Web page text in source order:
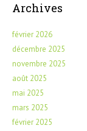
Archives
février 2026
décembre 2025
novembre 2025
août 2025
mai 2025
mars 2025
février 2025